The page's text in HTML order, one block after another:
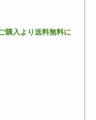
購入より送料無料に